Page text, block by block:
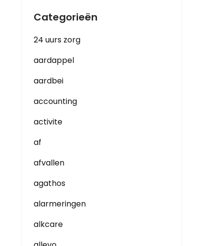
Categorieën
24 uurs zorg
aardappel
aardbei
accounting
activite
af
afvallen
agathos
alarmeringen
alkcare